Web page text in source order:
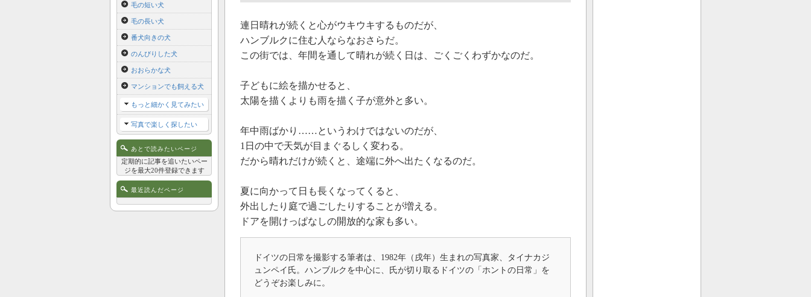
連日晴れが続くと心がウキウキするものだが、
ハンブルクに住む人ならなおさらだ。
この街では、年間を通して晴れが続く日は、ごくごくわずかなのだ。
子どもに絵を描かせると、
太陽を描くよりも雨を描く子が意外と多い。
年中雨ばかり……というわけではないのだが、
1日の中で天気が目まぐるしく変わる。
だから晴れだけが続くと、途端に外へ出たくなるのだ。
夏に向かって日も長くなってくると、
外出したり庭で過ごしたりすることが増える。
ドアを開けっぱなしの開放的な家も多い。
ドイツの日常を撮影する筆者は、1982年（戌年）生まれの写真家、タイナカジ
ュンペイ氏。ハンブルクを中心に、氏が切り取るドイツの「ホントの日常」を
どうぞお楽しみに。
毛の短い犬
毛の長い犬
番犬向きの犬
のんびりした犬
おおらかな犬
マンションでも飼える犬
もっと細かく見てみたい
写真で楽しく探したい
あとで読みたいページ
定期的に記事を追いたいペー
ジを最大20件登録できます
最近読んだページ